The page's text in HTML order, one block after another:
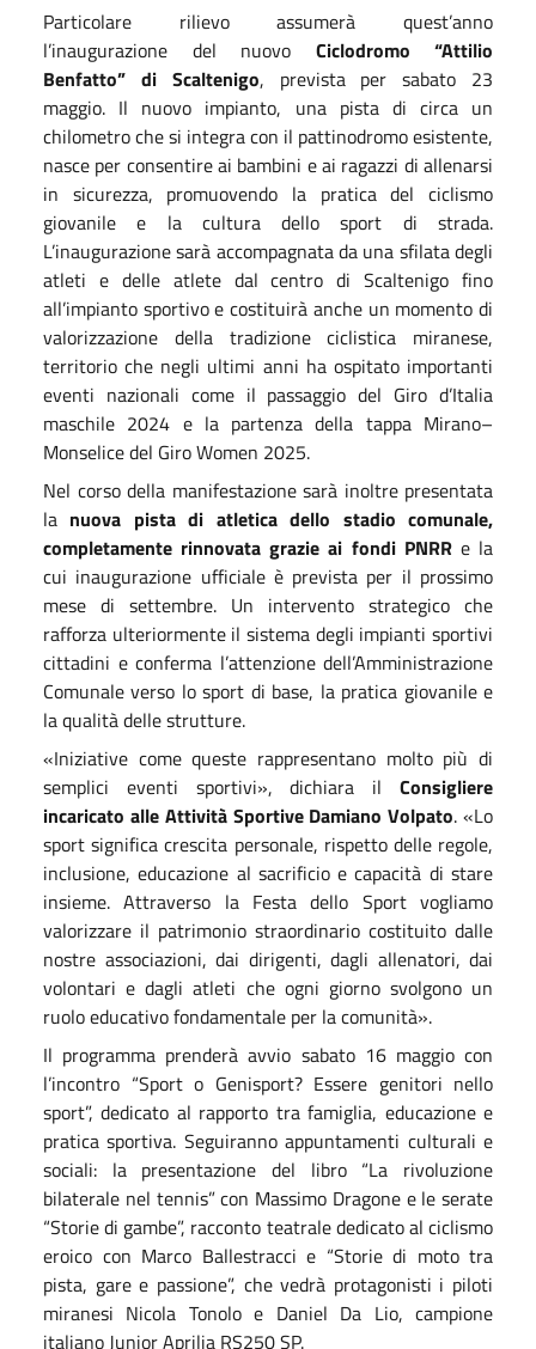
Particolare rilievo assumerà quest’anno
l’inaugurazione del nuovo Ciclodromo “Attilio
Benfatto” di Scaltenigo, prevista per sabato 23
maggio. Il nuovo impianto, una pista di circa un
chilometro che si integra con il pattinodromo esistente,
nasce per consentire ai bambini e ai ragazzi di allenarsi
in sicurezza, promuovendo la pratica del ciclismo
giovanile e la cultura dello sport di strada.
L’inaugurazione sarà accompagnata da una sfilata degli
atleti e delle atlete dal centro di Scaltenigo fino
all’impianto sportivo e costituirà anche un momento di
valorizzazione della tradizione ciclistica miranese,
territorio che negli ultimi anni ha ospitato importanti
eventi nazionali come il passaggio del Giro d’Italia
maschile 2024 e la partenza della tappa Mirano–
Monselice del Giro Women 2025.
Nel corso della manifestazione sarà inoltre presentata
la nuova pista di atletica dello stadio comunale,
completamente rinnovata grazie ai fondi PNRR e la
cui inaugurazione ufficiale è prevista per il prossimo
mese di settembre. Un intervento strategico che
rafforza ulteriormente il sistema degli impianti sportivi
cittadini e conferma l’attenzione dell’Amministrazione
Comunale verso lo sport di base, la pratica giovanile e
la qualità delle strutture.
«Iniziative come queste rappresentano molto più di
semplici eventi sportivi», dichiara il Consigliere
incaricato alle Attività Sportive Damiano Volpato. «Lo
sport significa crescita personale, rispetto delle regole,
inclusione, educazione al sacrificio e capacità di stare
insieme. Attraverso la Festa dello Sport vogliamo
valorizzare il patrimonio straordinario costituito dalle
nostre associazioni, dai dirigenti, dagli allenatori, dai
volontari e dagli atleti che ogni giorno svolgono un
ruolo educativo fondamentale per la comunità».
Il programma prenderà avvio sabato 16 maggio con
l’incontro “Sport o Genisport? Essere genitori nello
sport”, dedicato al rapporto tra famiglia, educazione e
pratica sportiva. Seguiranno appuntamenti culturali e
sociali: la presentazione del libro “La rivoluzione
bilaterale nel tennis” con Massimo Dragone e le serate
“Storie di gambe”, racconto teatrale dedicato al ciclismo
eroico con Marco Ballestracci e “Storie di moto tra
pista, gare e passione”, che vedrà protagonisti i piloti
miranesi Nicola Tonolo e Daniel Da Lio, campione
italiano Junior Aprilia RS250 SP.